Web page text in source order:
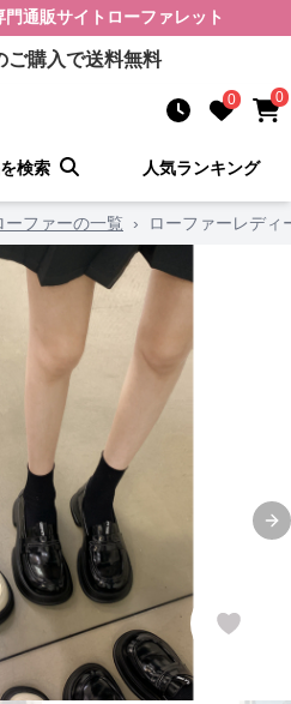
門通販サイト ローファレット
ご購入で送料無料
0 0
検索 人気ランキング
ーファーの一覧 › ローファーレディ